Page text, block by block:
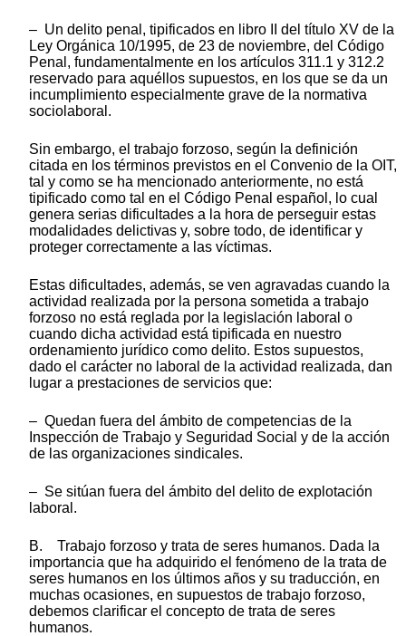
– Un delito penal, tipificados en libro II del título XV de la
Ley Orgánica 10/1995, de 23 de noviembre, del Código
Penal, fundamentalmente en los artículos 311.1 y 312.2
reservado para aquéllos supuestos, en los que se da un
incumplimiento especialmente grave de la normativa
sociolaboral.
Sin embargo, el trabajo forzoso, según la definición
citada en los términos previstos en el Convenio de la OIT,
tal y como se ha mencionado anteriormente, no está
tipificado como tal en el Código Penal español, lo cual
genera serias dificultades a la hora de perseguir estas
modalidades delictivas y, sobre todo, de identificar y
proteger correctamente a las víctimas.
Estas dificultades, además, se ven agravadas cuando la
actividad realizada por la persona sometida a trabajo
forzoso no está reglada por la legislación laboral o
cuando dicha actividad está tipificada en nuestro
ordenamiento jurídico como delito. Estos supuestos,
dado el carácter no laboral de la actividad realizada, dan
lugar a prestaciones de servicios que:
– Quedan fuera del ámbito de competencias de la
Inspección de Trabajo y Seguridad Social y de la acción
de las organizaciones sindicales.
– Se sitúan fuera del ámbito del delito de explotación
laboral.
B. Trabajo forzoso y trata de seres humanos. Dada la
importancia que ha adquirido el fenómeno de la trata de
seres humanos en los últimos años y su traducción, en
muchas ocasiones, en supuestos de trabajo forzoso,
debemos clarificar el concepto de trata de seres
humanos.